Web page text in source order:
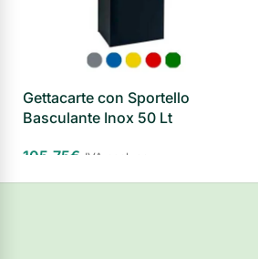
Gettacarte con Sportello
Basculante Inox 50 Lt
105,75€ IVA esclusa